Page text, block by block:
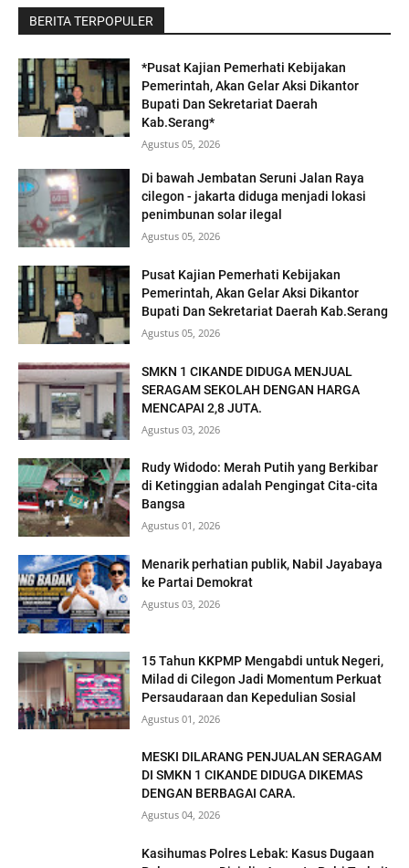
BERITA TERPOPULER
*Pusat Kajian Pemerhati Kebijakan
Pemerintah, Akan Gelar Aksi Dikantor
Bupati Dan Sekretariat Daerah
Kab.Serang*
Agustus 05, 2026
Di bawah Jembatan Seruni Jalan Raya
cilegon - jakarta diduga menjadi lokasi
penimbunan solar ilegal
Agustus 05, 2026
Pusat Kajian Pemerhati Kebijakan
Pemerintah, Akan Gelar Aksi Dikantor
Bupati Dan Sekretariat Daerah Kab.Serang
Agustus 05, 2026
SMKN 1 CIKANDE DIDUGA MENJUAL
SERAGAM SEKOLAH DENGAN HARGA
MENCAPAI 2,8 JUTA.
Agustus 03, 2026
Rudy Widodo: Merah Putih yang Berkibar
di Ketinggian adalah Pengingat Cita-cita
Bangsa
Agustus 01, 2026
Menarik perhatian publik, Nabil Jayabaya
ke Partai Demokrat
Agustus 03, 2026
15 Tahun KKPMP Mengabdi untuk Negeri,
Milad di Cilegon Jadi Momentum Perkuat
Persaudaraan dan Kepedulian Sosial
Agustus 01, 2026
MESKI DILARANG PENJUALAN SERAGAM
DI SMKN 1 CIKANDE DIDUGA DIKEMAS
DENGAN BERBAGAI CARA.
Agustus 04, 2026
Kasihumas Polres Lebak: Kasus Dugaan